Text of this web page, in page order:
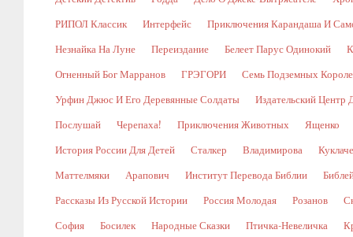
РИПОЛ Классик Интерфейс Приключения Карандаша И
Незнайка На Луне Переиздание Белеет Парус Одинокий
Огненный Бог Марранов ГРЭГОРИ Семь Подземных
Урфин Джюс И Его Деревянные Солдаты Издательский Центр
Послушай Черепаха! Приключения Животных Ященко
История России Для Детей Сталкер Владимирова
Маттелмяки Арапович Институт Перевода Библии
Рассказы Из Русской Истории Россия Молодая Розанов
София Босилек Народные Сказки Птичка-Невеличка